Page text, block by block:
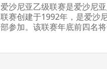
爱沙尼亚乙级联赛是爱沙尼
联赛创建于1992年，是爱沙
部参加。该联赛年底前四名